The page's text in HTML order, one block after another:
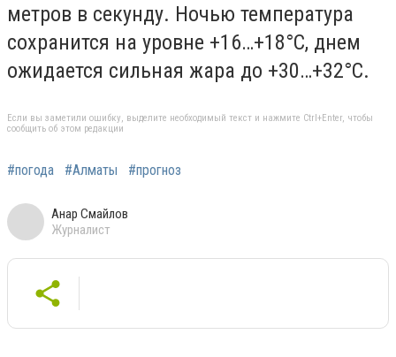
метров в секунду. Ночью температура
сохранится на уровне +16…+18°C, днем
ожидается сильная жара до +30…+32°C.
Если вы заметили ошибку, выделите необходимый текст и нажмите Ctrl+Enter, чтобы
сообщить об этом редакции
#погода #Алматы #прогноз
Анар Смайлов
Журналист